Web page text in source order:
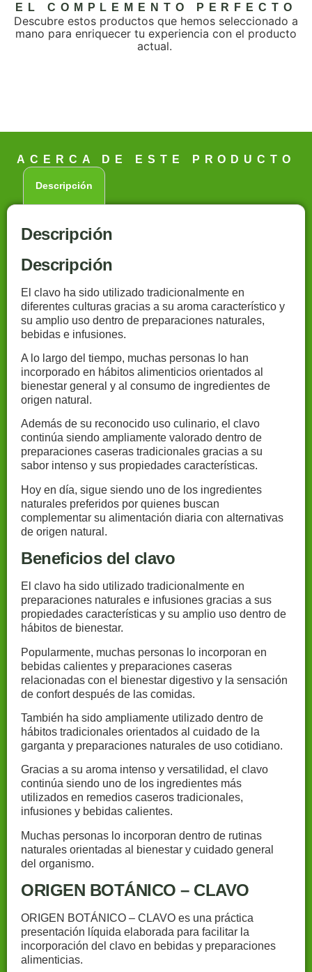
EL COMPLEMENTO PERFECTO
Descubre estos productos que hemos seleccionado a
mano para enriquecer tu experiencia con el producto
actual.
ACERCA DE ESTE PRODUCTO
Descripción
Descripción
Descripción
El clavo ha sido utilizado tradicionalmente en
diferentes culturas gracias a su aroma característico y
su amplio uso dentro de preparaciones naturales,
bebidas e infusiones.
A lo largo del tiempo, muchas personas lo han
incorporado en hábitos alimenticios orientados al
bienestar general y al consumo de ingredientes de
origen natural.
Además de su reconocido uso culinario, el clavo
continúa siendo ampliamente valorado dentro de
preparaciones caseras tradicionales gracias a su
sabor intenso y sus propiedades características.
Hoy en día, sigue siendo uno de los ingredientes
naturales preferidos por quienes buscan
complementar su alimentación diaria con alternativas
de origen natural.
Beneficios del clavo
El clavo ha sido utilizado tradicionalmente en
preparaciones naturales e infusiones gracias a sus
propiedades características y su amplio uso dentro de
hábitos de bienestar.
Popularmente, muchas personas lo incorporan en
bebidas calientes y preparaciones caseras
relacionadas con el bienestar digestivo y la sensación
de confort después de las comidas.
También ha sido ampliamente utilizado dentro de
hábitos tradicionales orientados al cuidado de la
garganta y preparaciones naturales de uso cotidiano.
Gracias a su aroma intenso y versatilidad, el clavo
continúa siendo uno de los ingredientes más
utilizados en remedios caseros tradicionales,
infusiones y bebidas calientes.
Muchas personas lo incorporan dentro de rutinas
naturales orientadas al bienestar y cuidado general
del organismo.
ORIGEN BOTÁNICO – CLAVO
ORIGEN BOTÁNICO – CLAVO es una práctica
presentación líquida elaborada para facilitar la
incorporación del clavo en bebidas y preparaciones
alimenticias.